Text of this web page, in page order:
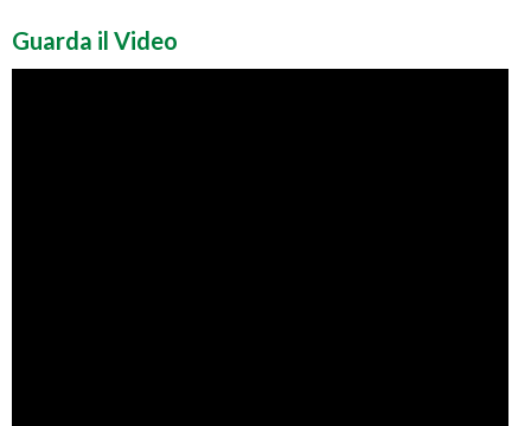
Guarda il Video